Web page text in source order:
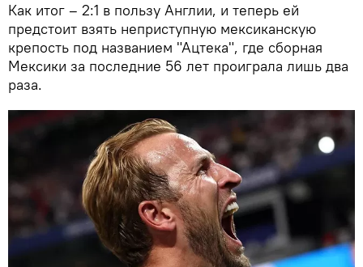
Как итог – 2:1 в пользу Англии, и теперь ей
предстоит взять неприступную мексиканскую
крепость под названием "Ацтека", где сборная
Мексики за последние 56 лет проиграла лишь два
раза.